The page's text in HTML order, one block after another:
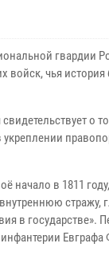
гвардии
войск, чья
о
начало в 1811
стражу,
в